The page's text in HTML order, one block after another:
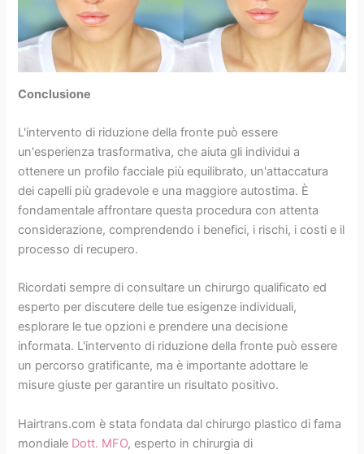
Conclusione
L'intervento di riduzione della fronte può essere
un'esperienza trasformativa, che aiuta gli individui a
ottenere un profilo facciale più equilibrato, un'attaccatura
dei capelli più gradevole e una maggiore autostima. È
fondamentale affrontare questa procedura con attenta
considerazione, comprendendo i benefici, i rischi, i costi e il
processo di recupero.
Ricordati sempre di consultare un chirurgo qualificato ed
esperto per discutere delle tue esigenze individuali,
esplorare le tue opzioni e prendere una decisione
informata. L'intervento di riduzione della fronte può essere
un percorso gratificante, ma è importante adottare le
misure giuste per garantire un risultato positivo.
Hairtrans.com è stata fondata dal chirurgo plastico di fama
mondiale Dott. MFO, esperto in chirurgia di